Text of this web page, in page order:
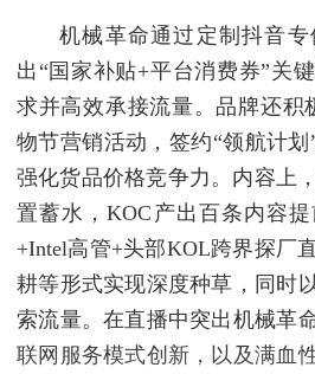
机械革命通过定制抖音
出“国家补贴+平台消费券”关
求并高效承接流量。品牌还积
物节营销活动，签约“领航计划
强化货品价格竞争力。内容上
置蓄水，KOC产出百条内容
+Intel高管+头部KOL跨界探厂
耕等形式实现深度种草，同时
索流量。在直播中突出机械革
联网服务模式创新，以及满血